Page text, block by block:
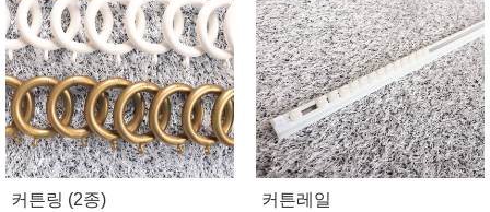
커튼링 (2종) 커튼레일